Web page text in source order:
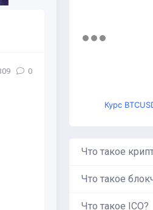
0
Курс
Что такое
Что такое
Что такое ICO?